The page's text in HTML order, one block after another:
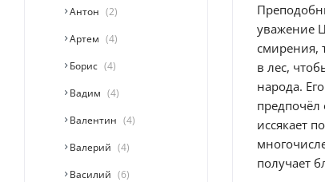
Антон
2
Артем
4
Борис
4
Вадим
4
Валентин
4
Валерий
4
Василий
6
уважение
смирения,
в лес,
народа.
предпочёл
иссякает
получает